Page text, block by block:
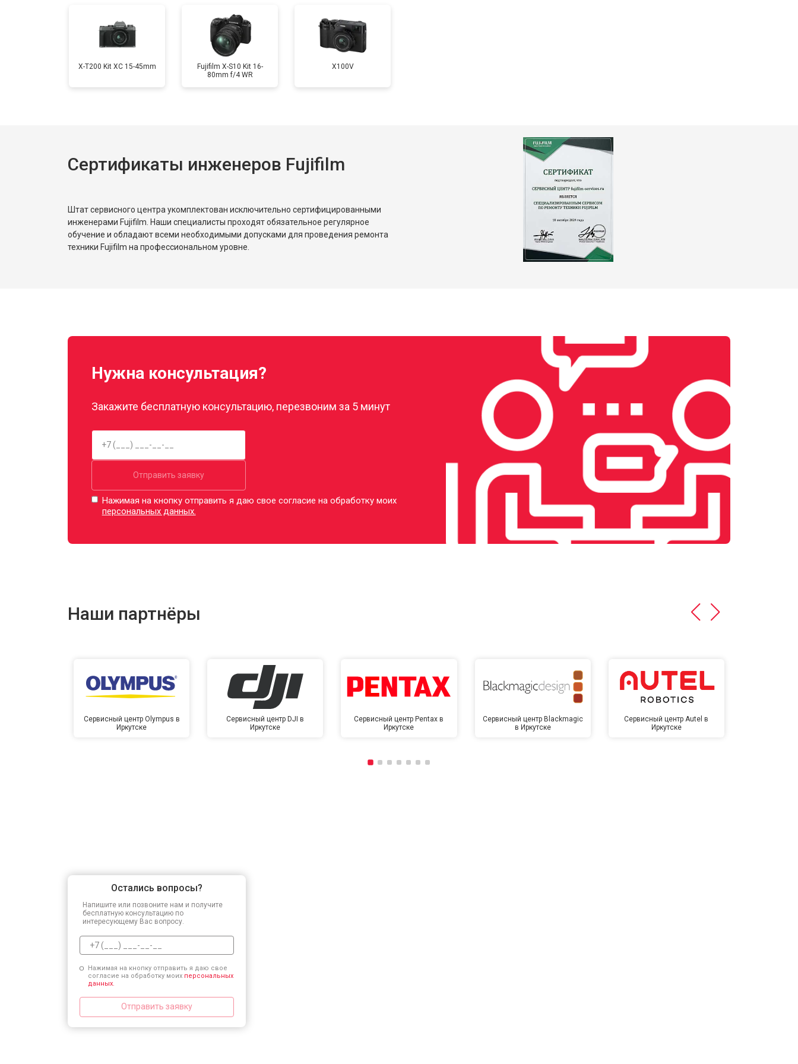
Ремонт материнской платы
Чистка матрицы
X-T200 Kit XC 15-45mm
Fujifilm X-S10 Kit 16-
80mm f/4 WR
X100V
Сертификаты инженеров Fujifilm
Штат сервисного центра укомплектован исключительно сертифицированными
инженерами Fujifilm. Наши специалисты проходят обязательное регулярное
обучение и обладают всеми необходимыми допусками для проведения ремонта
техники Fujifilm на профессиональном уровне.
Нужна консультация?
Закажите бесплатную консультацию, перезвоним за 5 минут
Отправить заявку
Нажимая на кнопку отправить я даю свое согласие на обработку моих
персональных данных.
Наши партнёры
Сервисный центр Olympus в
Иркутске
Сервисный центр DJI в
Иркутске
Сервисный центр Pentax в
Иркутске
Сервисный центр Blackmagic
в Иркутске
Сервисный центр Autel в
Иркутске
Остались вопросы?
Напишите или позвоните нам и получите
бесплатную консультацию по
интересующему Вас вопросу.
Нажимая на кнопку отправить я даю свое
согласие на обработку моих персональных
данных.
Отправить заявку